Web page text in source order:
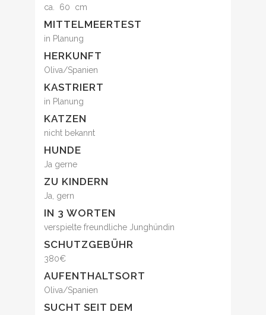
ca. 60 cm
MITTELMEERTEST
in Planung
HERKUNFT
Oliva/Spanien
KASTRIERT
in Planung
KATZEN
nicht bekannt
HUNDE
Ja gerne
ZU KINDERN
Ja, gern
IN 3 WORTEN
verspielte freundliche Junghündin
SCHUTZGEBÜHR
380€
AUFENTHALTSORT
Oliva/Spanien
SUCHT SEIT DEM